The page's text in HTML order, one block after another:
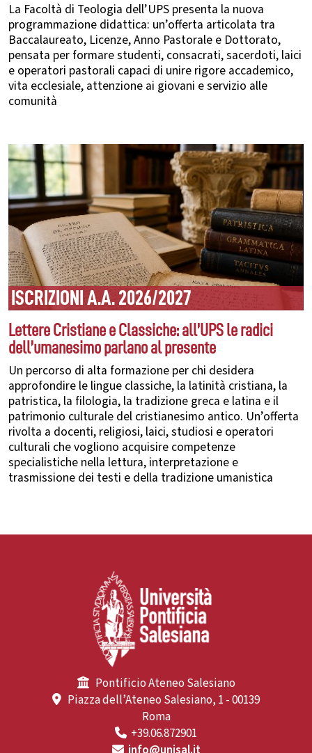
La Facoltà di Teologia dell’UPS presenta la nuova
programmazione didattica: un’offerta articolata tra
Baccalaureato, Licenze, Anno Pastorale e Dottorato,
pensata per formare studenti, consacrati, sacerdoti, laici
e operatori pastorali capaci di unire rigore accademico,
vita ecclesiale, attenzione ai giovani e servizio alle
comunità
ISCRIZIONI A.A. 2026/2027
Lettere Cristiane e Classiche: all’UPS le radici
dell’umanesimo parlano al presente
Un percorso di alta formazione per chi desidera
approfondire le lingue classiche, la latinità cristiana, la
patristica, la filologia, la tradizione greca e latina e il
patrimonio culturale del cristianesimo antico. Un’offerta
rivolta a docenti, religiosi, laici, studiosi e operatori
culturali che vogliono acquisire competenze
specialistiche nella lettura, interpretazione e
trasmissione dei testi e della tradizione umanistica
Pontificio Ateneo Salesiano
Piazza dell’Ateneo Salesiano, 1 - 00139
Roma
+39.06.872901